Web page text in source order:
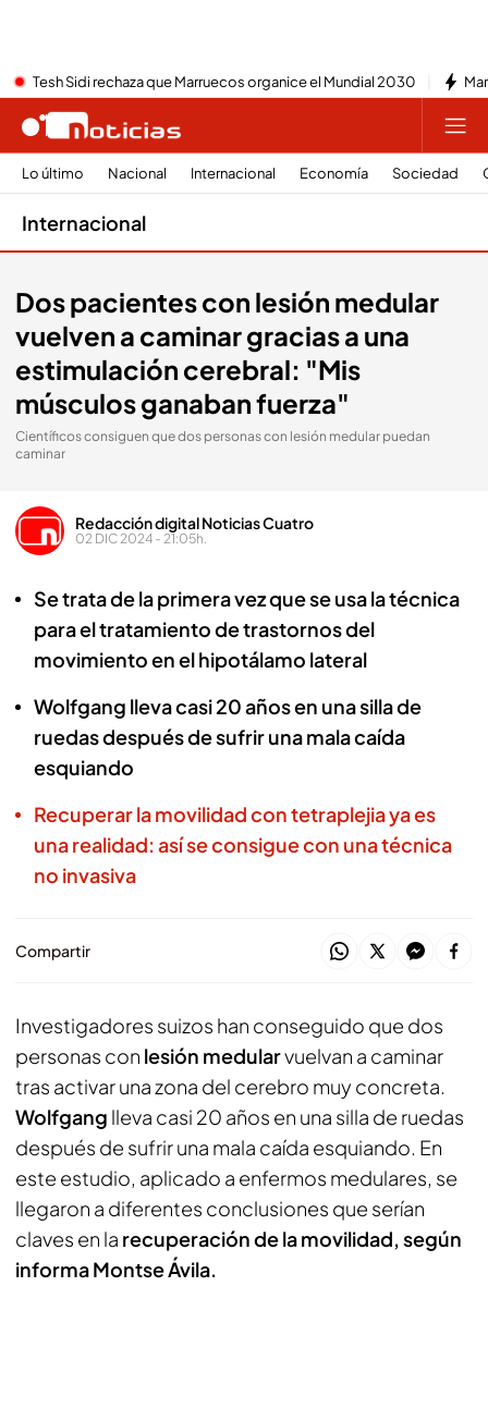
Tesh Sidi rechaza que Marruecos organice el Mundial 2030
Lo último Nacional Internacional Economía Sociedad
Internacional
Dos pacientes con lesión medular
vuelven a caminar gracias a una
estimulación cerebral: "Mis
músculos ganaban fuerza"
Científicos consiguen que dos personas con lesión medular puedan
caminar
Redacción digital Noticias Cuatro
02 DIC 2024 - 21:05h.
Se trata de la primera vez que se usa la técnica
para el tratamiento de trastornos del
movimiento en el hipotálamo lateral
Wolfgang lleva casi 20 años en una silla de
ruedas después de sufrir una mala caída
esquiando
Recuperar la movilidad con tetraplejia ya es
una realidad: así se consigue con una técnica
no invasiva
Compartir
Investigadores suizos han conseguido que dos
personas con lesión medularvuelvan a caminar
tras activar una zona del cerebro muy concreta.
Wolfgang lleva casi 20 años en una silla de ruedas
después de sufrir una mala caída esquiando. En
este estudio, aplicado a enfermos medulares, se
llegaron a diferentes conclusiones que serían
claves en la recuperación de la movilidad, según
informa Montse Ávila.